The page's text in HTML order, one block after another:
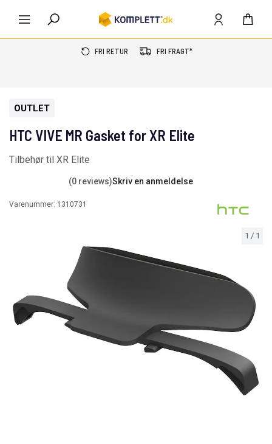
FRI RETUR FRI FRAGT*
1 / 1
OUTLET
HTC VIVE MR Gasket for XR Elite
Tilbehør til XR Elite
(0 reviews)Skriv en anmeldelse
Varenummer: 1310731